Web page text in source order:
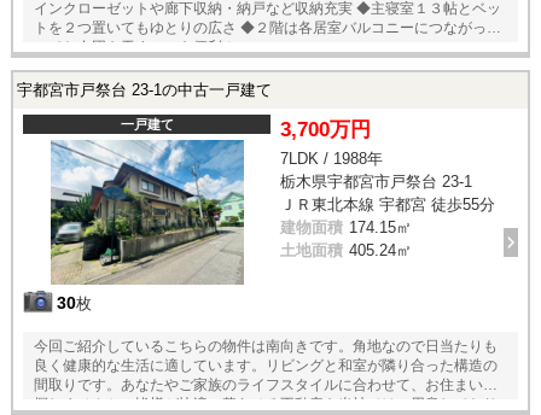
インクローゼットや廊下収納・納戸など収納充実 ◆主寝室１３帖とベッ
トを２つ置いてもゆとりの広さ ◆２階は各居室バルコニーにつながって
いてお布団を干すのにも便利！
宇都宮市戸祭台 23-1の中古一戸建て
一戸建て
30枚
3,700万円
7LDK / 1988年
栃木県宇都宮市戸祭台 23-1
ＪＲ東北本線 宇都宮 徒歩55分
建物面積 174.15㎡
土地面積 405.24㎡
今回ご紹介しているこちらの物件は南向きです。角地なので日当たりも
良く健康的な生活に適しています。リビングと和室が隣り合った構造の
間取りです。あなたやご家族のライフスタイルに合わせて、お住まいを
探しませんか。皆様が快適に暮らせる不動産を当社ではご用意しており